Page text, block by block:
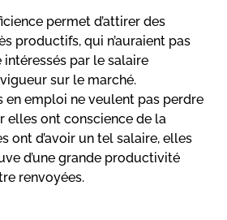
permet d’attirer des
productifs, qui n’auraient pas
par le salaire
sur le marché.
en emploi ne veulent pas perdre
elles ont conscience de la
ont d’avoir un tel salaire, elles
d’une grande productivité
renvoyées.